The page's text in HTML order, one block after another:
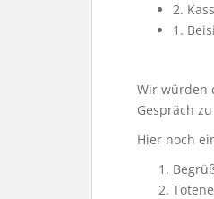
2.
1.
Wir würden
Gespräch
Hier noch